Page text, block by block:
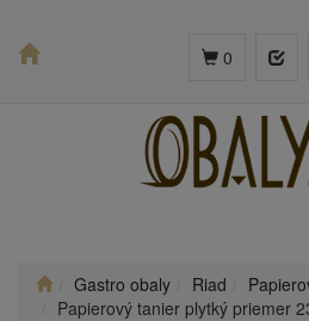
0
Gastro obaly Riad
Papierový tanier plytký priemer